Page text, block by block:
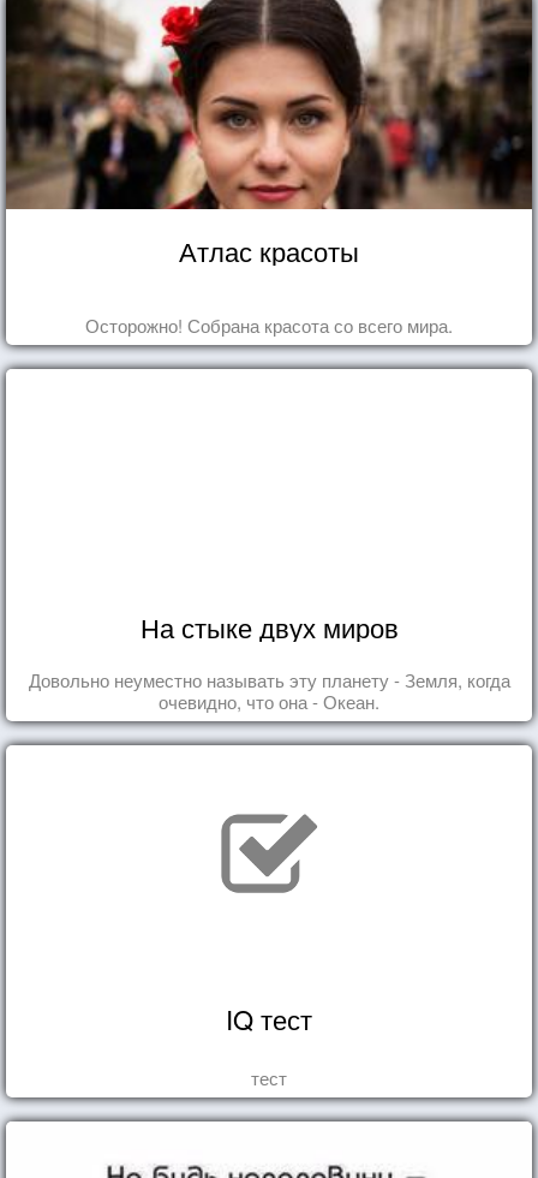
Атлас красоты
Осторожно! Собрана красота со всего мира.
На стыке двух миров
Довольно неуместно называть эту планету - Земля, когда
очевидно, что она - Океан.
IQ тест
тест